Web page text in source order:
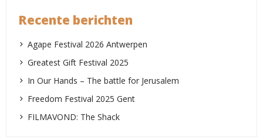
Recente berichten
Agape Festival 2026 Antwerpen
Greatest Gift Festival 2025
In Our Hands – The battle for Jerusalem
Freedom Festival 2025 Gent
FILMAVOND: The Shack